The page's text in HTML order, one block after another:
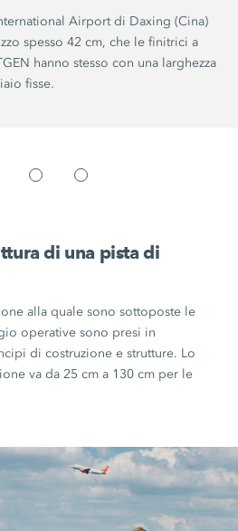
Airport di Daxing (Cina)
spesso 42 cm, che le finitrici a
hanno stesso con una larghezza
fisse.
di una pista di
alla quale sono sottoposte le
operative sono presi in
di costruzione e strutture. Lo
va da 25 cm a 130 cm per le